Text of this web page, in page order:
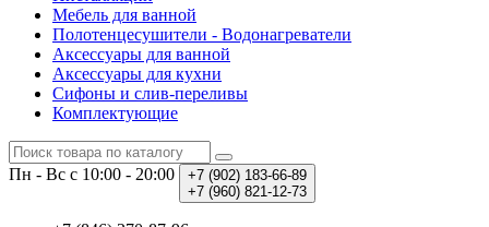
Мебель для ванной
Полотенцесушители - Водонагреватели
Аксессуары для ванной
Аксессуары для кухни
Сифоны и слив-переливы
Комплектующие
Пн - Вс с 10:00 - 20:00 +7 (902) 183-66-89
+7 (960) 821-12-73